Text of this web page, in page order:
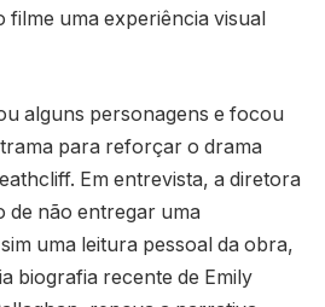
uma experiência visual
alguns personagens e focou
para reforçar o drama
Em entrevista, a diretora
de não entregar uma
uma leitura pessoal da obra,
biografia recente de Emily